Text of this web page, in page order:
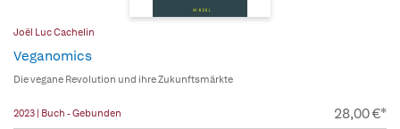
Joël Luc Cachelin
Veganomics
Die vegane Revolution und ihre Zukunftsmärkte
2023 | Buch - Gebunden 28,00 €*